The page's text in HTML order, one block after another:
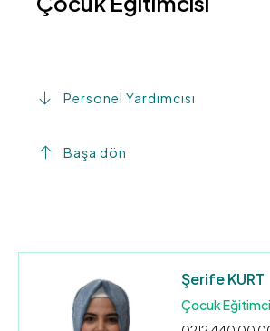
Personel Yardımcısı
Başa dön
Şerife KURT
Çocuk